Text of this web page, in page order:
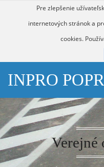
Pre zlepšenie
internetových stránok a
cookies.
INPRO
Verejné